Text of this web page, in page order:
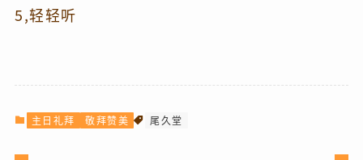
5,轻轻听
主日礼拜 敬拜赞美 尾久堂